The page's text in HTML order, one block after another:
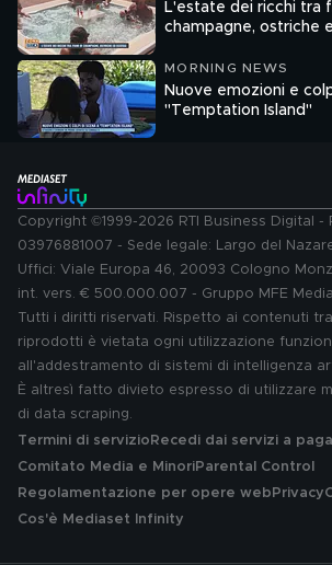
L'estate dei ricchi tra
champagne, ostriche
MORNING NEWS
Nuove emozioni e
"Temptation Island"
Copyright ©1999-2026 RTI Business Digital -
03976881007 - Sede legale: Largo del
Uffici: Viale Europa 46, 20093 Cologno
int. vers. € 500.000.007 - Gruppo MFE
Tutti i diritti riservati. Rispetto ai contenuti
riprodotti è vietata ogni utilizzazione
all'addestramento di sistemi di intelligenza
È altresì fatto divieto espresso di utilizzare
di data scraping.
Termini di servizio Recedi dai servizi a
Comitato Media e MinoriParental Control
Regolamentazione per opere web Privacy
Cos'è Mediaset Infinity